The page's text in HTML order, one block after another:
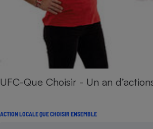
UFC-Que Choisir - Un an
ACTION LOCALE QUE CHOISIR ENSEMBLE